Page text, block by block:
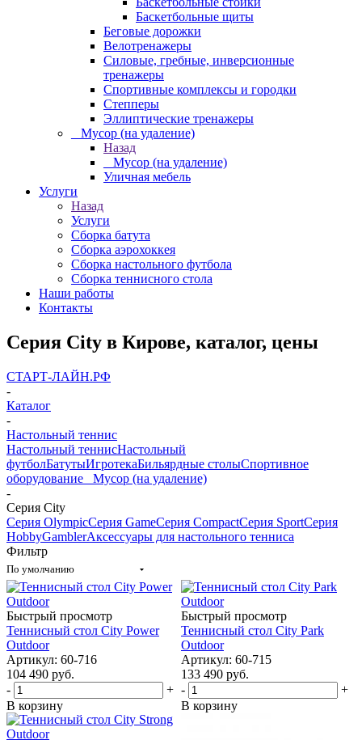
Баскетбольные щиты
Беговые дорожки
Велотренажеры
Силовые, гребные, инверсионные
тренажеры
Спортивные комплексы и городки
Степперы
Эллиптические тренажеры
_ Мусор (на удаление)
Назад
_ Мусор (на удаление)
Уличная мебель
Услуги
Назад
Услуги
Сборка батута
Сборка аэрохоккея
Сборка настольного футбола
Сборка теннисного стола
Наши работы
Контакты
Серия City в Кирове, каталог, цены
СТАРТ-ЛАЙН.РФ
-
Каталог
-
Настольный теннис
Настольный теннисНастольный
футболБатутыИгротекаБильярдные столыСпортивное
оборудование _ Мусор (на удаление)
-
Серия City
Серия OlympicСерия GameСерия CompactСерия SportСерия
HobbyGamblerАксессуары для настольного тенниса
Фильтр
По умолчанию
Быстрый просмотр
Теннисный стол City Power
Outdoor
Артикул: 60-716
104 490 руб.
-
+
В корзину
Быстрый просмотр
Теннисный стол City Park
Outdoor
Артикул: 60-715
133 490 руб.
-
+
В корзину